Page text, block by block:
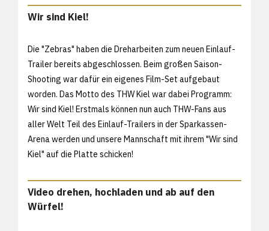
Wir sind Kiel!
Die "Zebras" haben die Dreharbeiten zum neuen Einlauf-
Trailer bereits abgeschlossen. Beim großen Saison-
Shooting war dafür ein eigenes Film-Set aufgebaut
worden. Das Motto des THW Kiel war dabei Programm:
Wir sind Kiel! Erstmals können nun auch THW-Fans aus
aller Welt Teil des Einlauf-Trailers in der Sparkassen-
Arena werden und unsere Mannschaft mit ihrem "Wir sind
Kiel" auf die Platte schicken!
Video drehen, hochladen und ab auf den
Würfel!